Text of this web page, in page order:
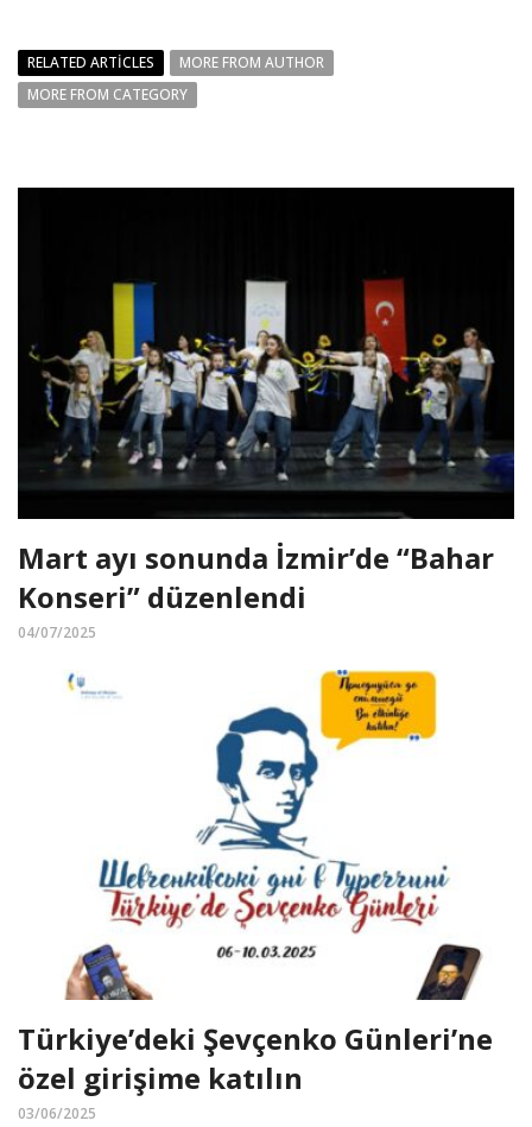
RELATED ARTICLES
MORE FROM AUTHOR
MORE FROM CATEGORY
Mart ayı sonunda İzmir’de “Bahar
Konseri” düzenlendi
04/07/2025
Türkiye’deki Şevçenko Günleri’ne
özel girişime katılın
03/06/2025